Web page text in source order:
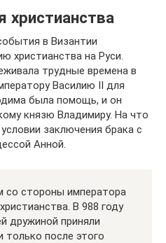
христианства
в Византии
христианства на Руси.
трудные времена в
Василию II для
была помощь, и он
князю Владимиру. На что
заключения брака с
Анной.
со стороны императора
В 988 году
дружиной приняли
только после этого